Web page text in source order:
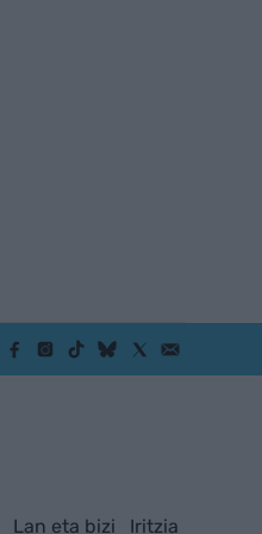
Lan eta bizi Iritzia